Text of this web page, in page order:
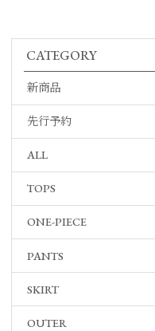
CATEGORY
新商品
先行予約
ALL
TOPS
ONE-PIECE
PANTS
SKIRT
OUTER